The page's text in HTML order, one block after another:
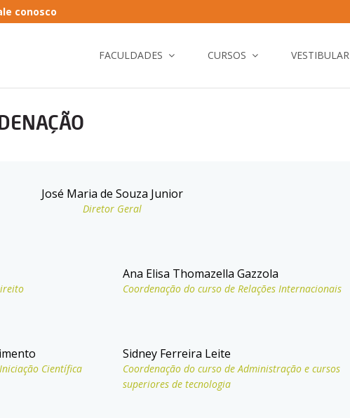
conosco
FACULDADES CURSOS VESTIBULAR
José Maria de Souza Junior
Diretor Geral
Ana Elisa Thomazella Gazzola
Coordenação do curso de Relações Internacionais
Científica
Sidney Ferreira Leite
Coordenação do curso de Administração e cursos
superiores de tecnologia